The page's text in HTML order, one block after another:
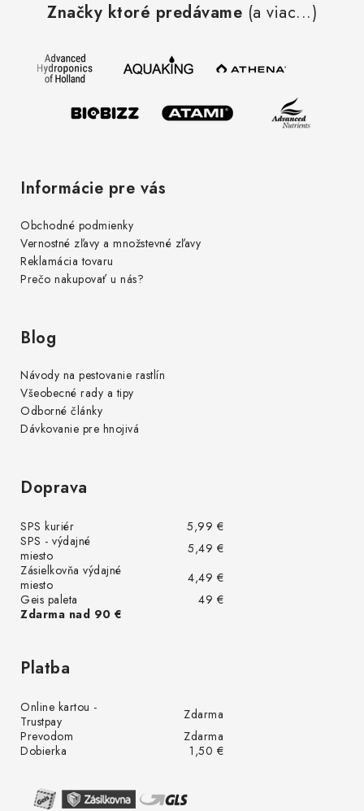
Značky ktoré predávame (a viac...)
Informácie pre vás
Obchodné podmienky
Vernostné zľavy a množstevné zľavy
Reklamácia tovaru
Prečo nakupovať u nás?
Blog
Návody na pestovanie rastlín
Všeobecné rady a tipy
Odborné články
Dávkovanie pre hnojivá
Doprava
SPS kuriér
5,99 €
SPS - výdajné
miesto
5,49 €
Zásielkovňa výdajné
miesto
4,49 €
Geis paleta
49 €
Zdarma nad 90 €
Platba
Online kartou -
Trustpay
Zdarma
Prevodom
Zdarma
Dobierka
1,50 €